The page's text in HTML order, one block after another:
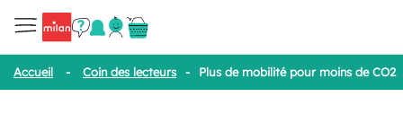
Accueil - Coin des lecteurs - Plus de mobilité pour moins de CO2